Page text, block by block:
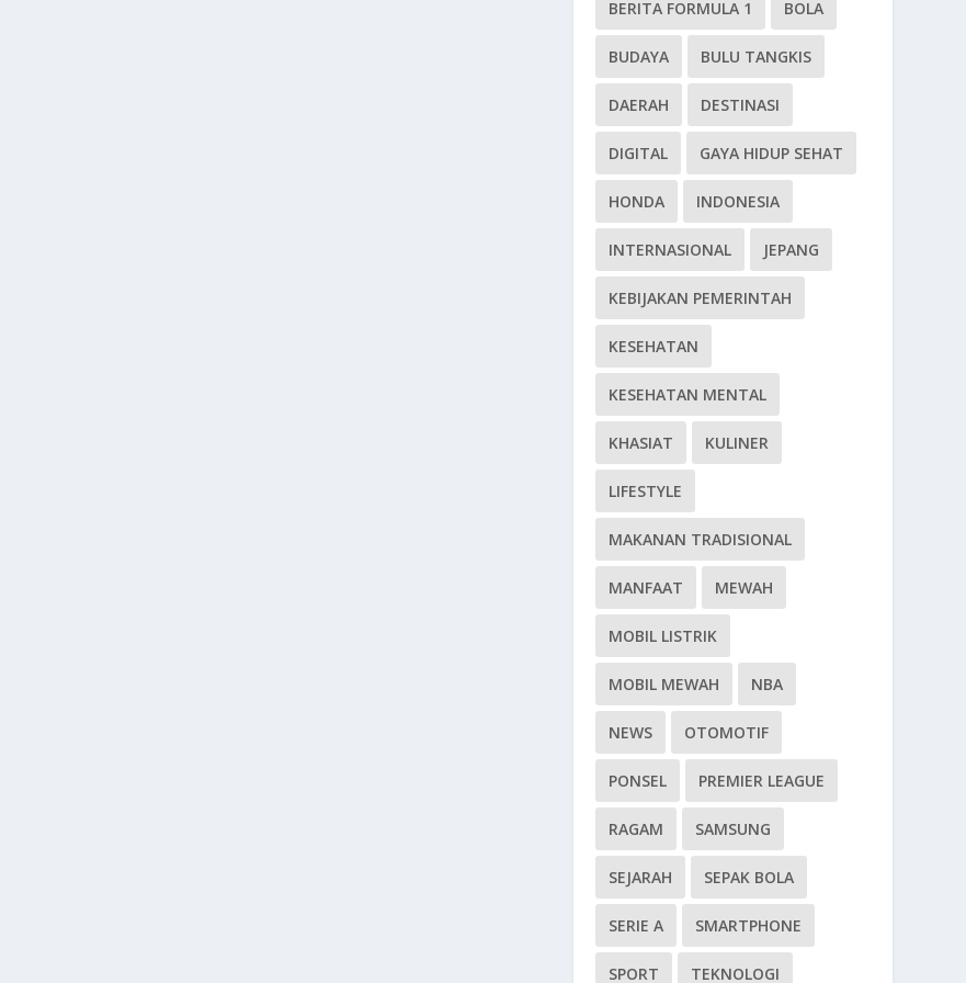
BERITA FORMULA 1 BOLA
BUDAYA BULU TANGKIS
DAERAH DESTINASI
DIGITAL GAYA HIDUP SEHAT
HONDA INDONESIA
INTERNASIONAL JEPANG
KEBIJAKAN PEMERINTAH
KESEHATAN
KESEHATAN MENTAL
KHASIAT KULINER
LIFESTYLE
MAKANAN TRADISIONAL
MANFAAT MEWAH
MOBIL LISTRIK
MOBIL MEWAH NBA
NEWS OTOMOTIF
PONSEL PREMIER LEAGUE
RAGAM SAMSUNG
SEJARAH SEPAK BOLA
SERIE A SMARTPHONE
SPORT TEKNOLOGI